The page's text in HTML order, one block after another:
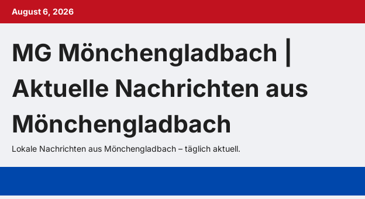
Zum
August 6, 2026
MG Mönchengladbach |
Aktuelle Nachrichten aus
Mönchengladbach
Lokale Nachrichten aus Mönchengladbach – täglich aktuell.